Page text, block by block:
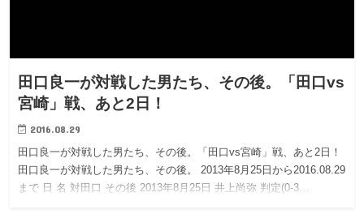
田口良一が対戦した男たち、その後。「田口vs
宮崎」戦、あと2日！
2016.08.29
田口良一が対戦した男たち、その後。「田口vs宮崎」戦、あと2日！
田口良一が対戦した男たち、その後。 2013年8月25日から2016.08.29
まで 日 名 対田口 その後 2013年8月25日 井上尚弥 判定(0-3…